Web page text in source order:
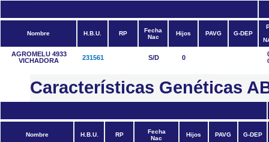
Nombre H.B.U. RP
Fecha
Nac
Hijos PAVG G-DEP
AGROMELU 4933
VICHADORA
231561 S/D 0
Características Genéticas
Nombre H.B.U. RP
Fecha
Nac
Hijos PAVG G-DEP